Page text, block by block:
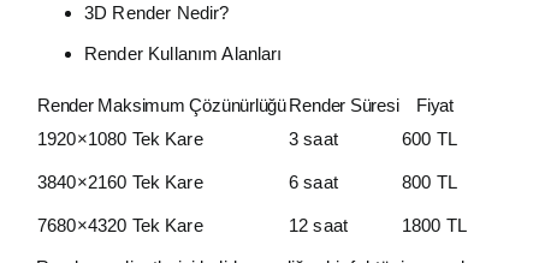
3D Render Nedir?
Render Kullanım Alanları
Render Maksimum ÇözünürlüğüRender Süresi
Fiyat
1920×1080 Tek Kare
3 saat 600 TL
3840×2160 Tek Kare 6 saat 800 TL
7680×4320 Tek Kare 12 saat 1800 TL